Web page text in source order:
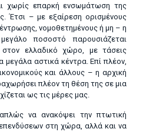
χωρίς επαρκή ενσωμάτωση της
Έτσι – με εξαίρεση ορισμένους
νομοθετημένους ή μη – η
ποσοστό παρουσιάζεται
ελλαδικό χώρο, με τάσεις
αστικά κέντρα. Επί πλέον,
και άλλους – η αρχική
πλέον τη θέση της σε μια
ως τις μέρες μας.
να ανακόψει την πτωτική
στη χώρα, αλλά και να